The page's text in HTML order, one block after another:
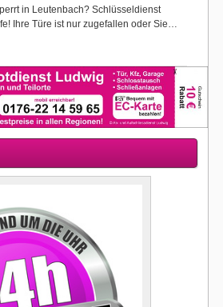
in Leutenbach? Schlüsseldienst
Ihre Türe ist nur zugefallen oder Sie…